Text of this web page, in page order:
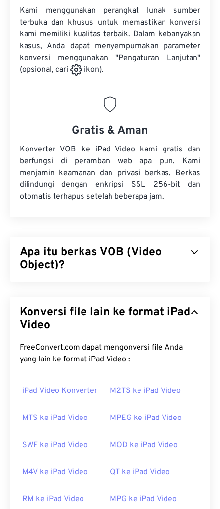
Kami menggunakan perangkat lunak sumber
terbuka dan khusus untuk memastikan konversi
kami memiliki kualitas terbaik. Dalam kebanyakan
kasus, Anda dapat menyempurnakan parameter
konversi menggunakan "Pengaturan Lanjutan"
(opsional, cari
ikon).
Gratis & Aman
Konverter VOB ke iPad Video kami gratis dan
berfungsi di peramban web apa pun. Kami
menjamin keamanan dan privasi berkas. Berkas
dilindungi dengan enkripsi SSL 256-bit dan
otomatis terhapus setelah beberapa jam.
Apa itu berkas VOB (Video
Object)?
yang berisi konten berhak cipta hampir selalu
memiliki perlindungan hak cipta, seperti enkripsi
dan dikelola oleh DVD Copy Control Association
(DVD CCA).
VOB?
Secara default, berkas VOB dapat dibuka di
dipasang di perangkat elektronik konsumen,
harus memiliki perangkat lunak dekripsi CSS agar
Berkas VOB yang tidak terenkripsi biasanya dapat
Konversi file lain ke format iPad
Video
FreeConvert.com dapat mengonversi file Anda
yang lain ke format iPad Video :
iPad Video Konverter M2TS ke iPad Video
MTS ke iPad Video MPEG ke iPad Video
SWF ke iPad Video MOD ke iPad Video
M4V ke iPad Video QT ke iPad Video
RM ke iPad Video MPG ke iPad Video